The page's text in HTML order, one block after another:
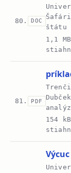
80. DOC
štátu
1,1
81. PDF
154
Výcuc